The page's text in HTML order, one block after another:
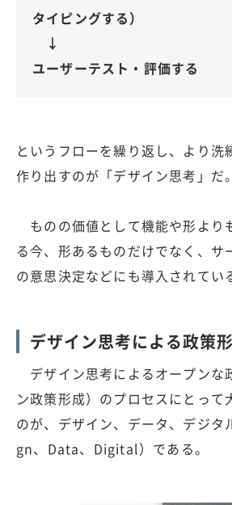
タイピングする）
↓
ユーザーテスト・評価する
というフローを繰り返し、より洗
作り出すのが「デザイン思考」だ。
ものの価値として機能や形より
る今、形あるものだけでなく、サ
の意思決定などにも導入されてい
デザイン思考による政策
デザイン思考によるオープンな
ン政策形成）のプロセスにとって
のが、デザイン、データ、デジタ
gn、Data、Digital）である。